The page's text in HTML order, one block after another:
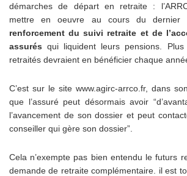
démarches de départ en retraite :
mettre en oeuvre au cours du dernier
renforcement du suivi retraite et de
assurés qui liquident leurs pensions.
retraités devraient en bénéficier chaque
C’est sur le site www.agirc-arrco.fr, dans
que l’assuré peut désormais avoir
l’avancement de son dossier et peut
conseiller qui gère son dossier”.
Cela n’exempte pas bien entendu le futurs
demande de retraite complémentaire. il est